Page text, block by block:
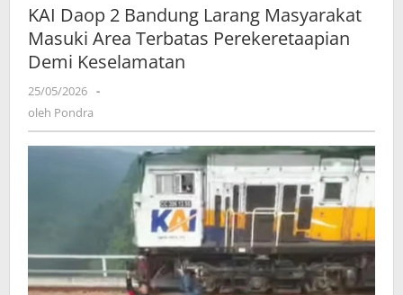
2
Bandung
Larang
Masyarakat
Perekeretaapian
Demi
Keselamatan
KAI Daop 2 Bandung Larang Masyarakat
Masuki Area Terbatas Perekeretaapian
Demi Keselamatan
25/05/2026 oleh
-
oleh Pondra